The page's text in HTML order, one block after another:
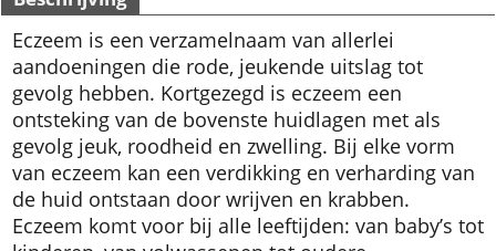
Eczeem is een verzamelnaam van allerlei
aandoeningen die rode, jeukende uitslag tot
gevolg hebben. Kortgezegd is eczeem een
ontsteking van de bovenste huidlagen met als
gevolg jeuk, roodheid en zwelling. Bij elke vorm
van eczeem kan een verdikking en verharding van
de huid ontstaan door wrijven en krabben.
Eczeem komt voor bij alle leeftijden: van baby’s tot